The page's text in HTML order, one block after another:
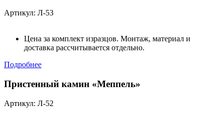
Артикул: Л-53
Цена за комплект изразцов. Монтаж, материал и
доставка рассчитывается отдельно.
Подробнее
Пристенный камин «Меппель»
Артикул: Л-52